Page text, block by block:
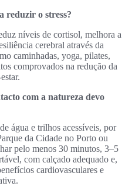
reduzir o stress?
níveis de cortisol, melhora a
cerebral através da
caminhadas, yoga, pilates,
comprovados na redução da
com a natureza devo
água e trilhos acessíveis, por
da Cidade no Porto ou
pelo menos 30 minutos, 3–5
com calçado adequado e,
cardiovasculares e